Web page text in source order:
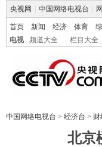
央视网 中国网络电视台
首页 新闻 经济 体育
电视
频道大全 栏目大全
中国网络电视台 > 经济台 > 财
北京